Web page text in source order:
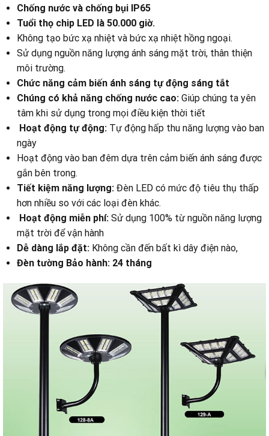
Chống nước và chống bụi IP65
Tuổi thọ chip LED là 50.000 giờ.
Không tạo bức xạ nhiệt và bức xạ nhiệt hồng ngoại.
Sử dụng nguồn năng lượng ánh sáng mặt trời, thân thiện
môi trường.
Chức năng cảm biến ánh sáng tự động sáng tắt
Chúng có khả năng chống nước cao: Giúp chúng ta yên
tâm khi sử dụng trong mọi điều kiện thời tiết
Hoạt động tự động: Tự động hấp thu năng lượng vào ban
ngày
Hoạt động vào ban đêm dựa trên cảm biến ánh sáng được
gắn bên trong.
Tiết kiệm năng lượng: Đèn LED có mức độ tiêu thụ thấp
hơn nhiều so với các loại đèn khác.
Hoạt động miễn phí: Sử dụng 100% từ nguồn năng lượng
mặt trời để vận hành
Dễ dàng lắp đặt: Không cần đến bất kì dây điện nào,
Đèn tường Bảo hành: 24 tháng